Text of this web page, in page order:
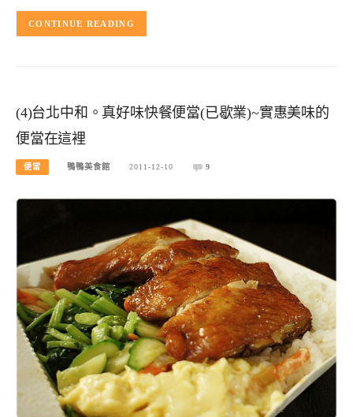
CONTINUE READING
(4)台北中和。真好味快餐便當(已歇業)~實惠美味的
便當在這裡
便當 鴨鴨美食館 2011-12-10 9